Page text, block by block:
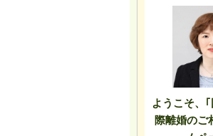
ようこそ、
際離婚のご